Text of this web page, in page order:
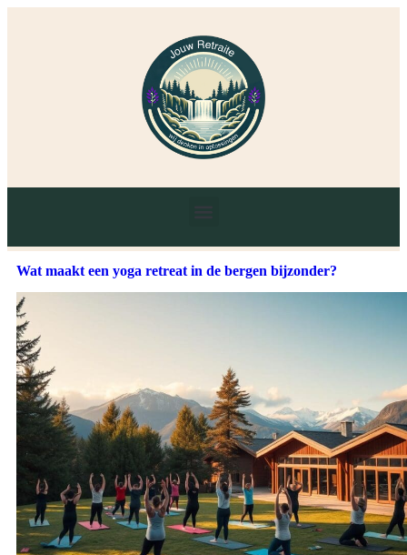
Wat maakt een yoga retreat in de bergen bijzonder?